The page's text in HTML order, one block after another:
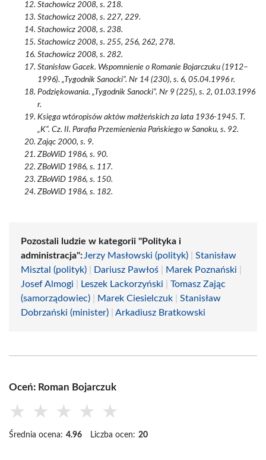
Stachowicz 2008, s. 218.
Stachowicz 2008, s. 227, 229.
Stachowicz 2008, s. 238.
Stachowicz 2008, s. 255, 256, 262, 278.
Stachowicz 2008, s. 282.
Stanisław Gacek. Wspomnienie o Romanie Bojarczuku (1912–
1996). „Tygodnik Sanocki”. Nr 14 (230), s. 6, 05.04.1996 r.
Podziękowania. „Tygodnik Sanocki”. Nr 9 (225), s. 2, 01.03.1996
r.
Księga wtóropisów aktów małżeńskich za lata 1936-1945. T.
„K”. Cz. II. Parafia Przemienienia Pańskiego w Sanoku, s. 92.
Zając 2000, s. 9.
ZBoWiD 1986, s. 90.
ZBoWiD 1986, s. 117.
ZBoWiD 1986, s. 150.
ZBoWiD 1986, s. 182.
Pozostali ludzie w kategorii "Polityka i
administracja": Jerzy Masłowski (polityk)
Stanisław
Misztal (polityk)
Dariusz Pawłoś Marek Poznański
Josef Almogi
Leszek Lackorzyński
Tomasz Zając
(samorządowiec)
Marek Ciesielczuk
Stanisław
Dobrzański (minister)
Arkadiusz Bratkowski
Oceń: Roman Bojarczuk
★ ★ ★ ★ ★
Średnia ocena: 4.96 Liczba ocen: 20